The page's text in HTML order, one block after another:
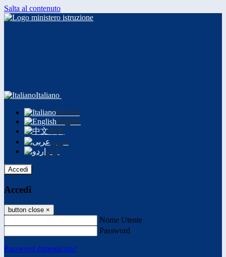
Salta al contenuto
Italiano
Italiano
English
中文
عربى
اردو
Accedi
Accedi
button close ×
Nome Utente
Password
Password dimenticata?